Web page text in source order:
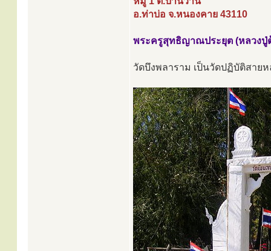
อ.ท่าบ่อ จ.หนองคาย 43110
พระครูสุทธิญาณประยุต (หลวงปู่
วัดบึงพลาราม เป็นวัดปฏิบัติสาย